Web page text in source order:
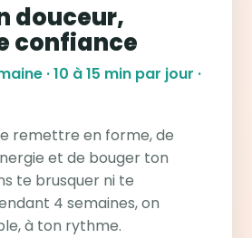
douceur,
confiance
· 10 à 15 min par jour ·
remettre en forme, de
et de bouger ton
te brusquer ni te
4 semaines, on
à ton rythme.